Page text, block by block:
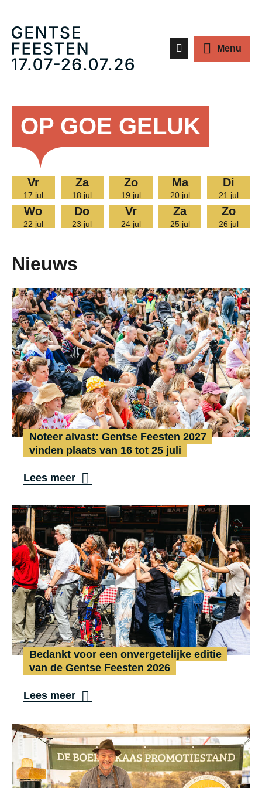
Menu
k
e
OP GOE GELUK
vr
17 jul
za
18 jul
zo
19 jul
ma
20 jul
di
21 jul
wo
22 jul
do
23 jul
vr
24 jul
za
25 jul
zo
26 jul
Nieuws
Noteer alvast: Gentse Feesten 2027
vinden plaats van 16 tot 25 juli
Lees meer
N
t
e
e
r
a
l
v
a
s
:
G
e
n
t
Bedankt voor een onvergetelijke editie
van de Gentse Feesten 2026
Lees meer B
d
a
n